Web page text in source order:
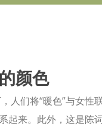
颜色
人们将“暖色”与女性
起来。此外，这是陈